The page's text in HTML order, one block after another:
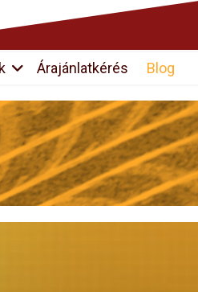
Árajánlatkérés Blog